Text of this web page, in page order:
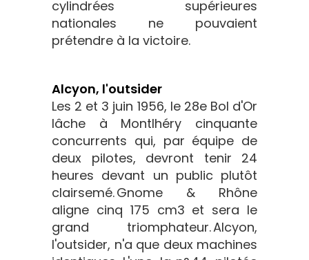
cylindrées supérieures
nationales ne pouvaient
prétendre à la victoire.
Alcyon, l'outsider
Les 2 et 3 juin 1956, le 28e Bol d'Or
lâche à Montlhéry cinquante
concurrents qui, par équipe de
deux pilotes, devront tenir 24
heures devant un public plutôt
clairsemé. Gnome & Rhône
aligne cinq 175 cm3 et sera le
grand triomphateur. Alcyon,
l'outsider, n'a que deux machines